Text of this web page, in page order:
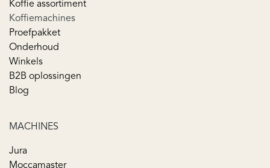
Koffie assortiment
Koffiemachines
Proefpakket
Onderhoud
Winkels
B2B oplossingen
Blog
MACHINES
Jura
Moccamaster